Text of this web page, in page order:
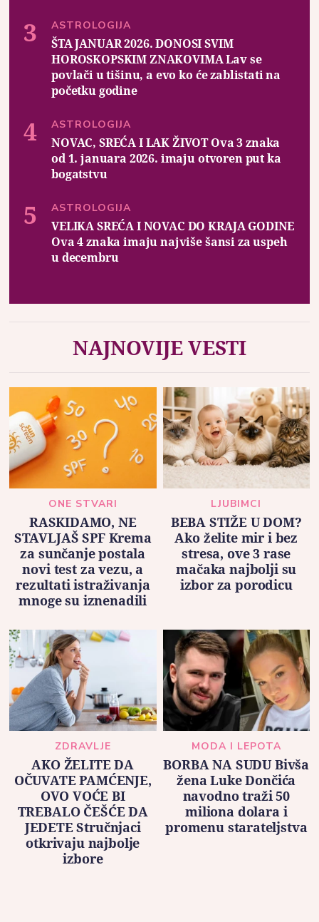
ASTROLOGIJA
ŠTA JANUAR 2026. DONOSI SVIM
HOROSKOPSKIM ZNAKOVIMA Lav se
povlači u tišinu, a evo ko će zablistati na
početku godine
ASTROLOGIJA
NOVAC, SREĆA I LAK ŽIVOT Ova 3 znaka
od 1. januara 2026. imaju otvoren put ka
bogatstvu
ASTROLOGIJA
VELIKA SREĆA I NOVAC DO KRAJA GODINE
Ova 4 znaka imaju najviše šansi za uspeh
u decembru
NAJNOVIJE VESTI
ONE STVARI
RASKIDAMO, NE
STAVLJAŠ SPF Krema
za sunčanje postala
novi test za vezu, a
rezultati istraživanja
mnoge su iznenadili
LJUBIMCI
BEBA STIŽE U DOM?
Ako želite mir i bez
stresa, ove 3 rase
mačaka najbolji su
izbor za porodicu
ZDRAVLJE
AKO ŽELITE DA
OČUVATE PAMĆENJE,
OVO VOĆE BI
TREBALO ČEŠĆE DA
JEDETE Stručnjaci
otkrivaju najbolje
izbore
MODA I LEPOTA
BORBA NA SUDU Bivša
žena Luke Dončića
navodno traži 50
miliona dolara i
promenu starateljstva